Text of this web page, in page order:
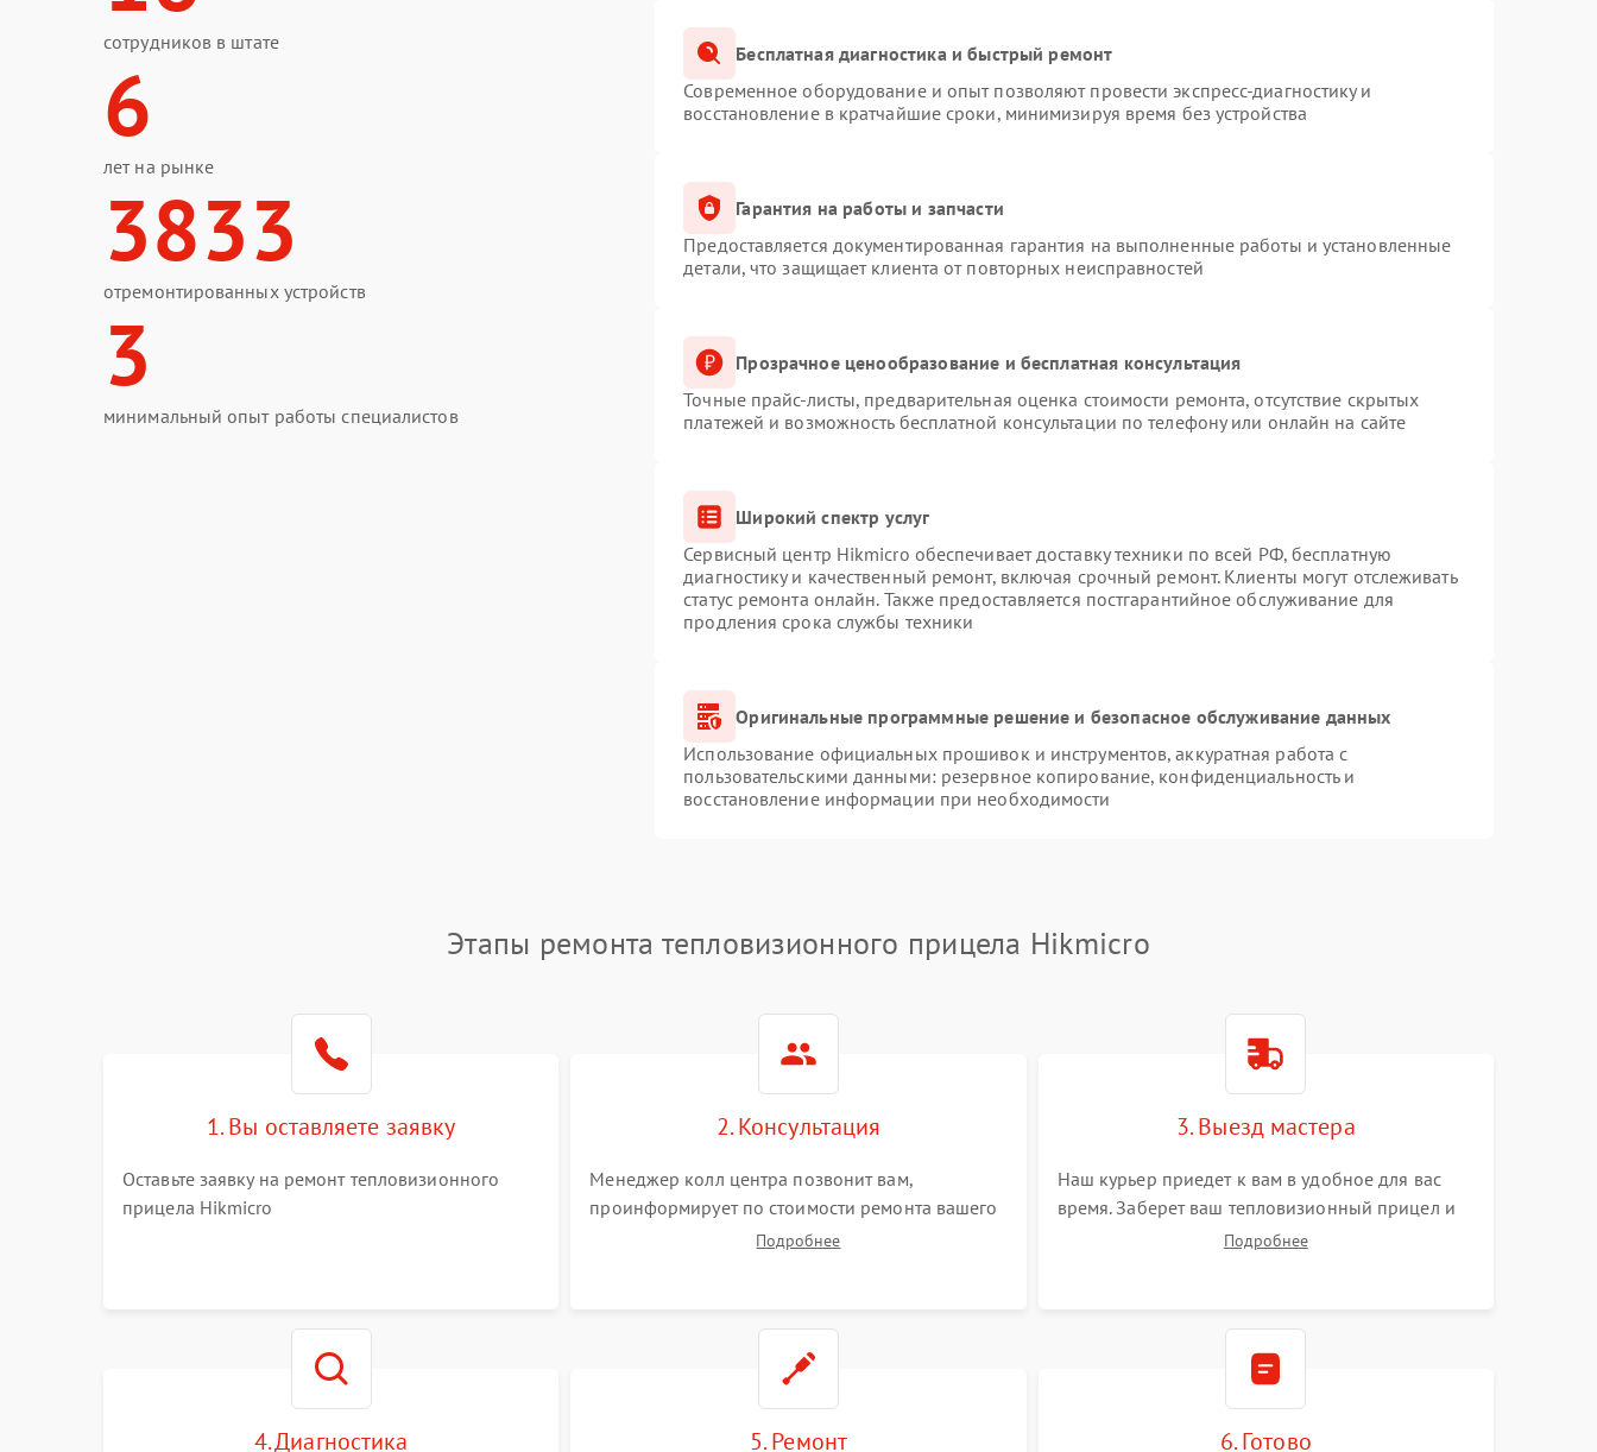
сотрудников в штате
6
лет на рынке
3833
отремонтированных устройств
3
минимальный опыт работы специалистов
Бесплатная диагностика и быстрый ремонт
Современное оборудование и опыт позволяют провести экспресс-диагностику и
восстановление в кратчайшие сроки, минимизируя время без устройства
Гарантия на работы и запчасти
Предоставляется документированная гарантия на выполненные работы и установленные
детали, что защищает клиента от повторных неисправностей
Прозрачное ценообразование и бесплатная консультация
Точные прайс-листы, предварительная оценка стоимости ремонта, отсутствие скрытых
платежей и возможность бесплатной консультации по телефону или онлайн на сайте
Широкий спектр услуг
Сервисный центр Hikmicro обеспечивает доставку техники по всей РФ, бесплатную
диагностику и качественный ремонт, включая срочный ремонт. Клиенты могут отслеживать
статус ремонта онлайн. Также предоставляется постгарантийное обслуживание для
продления срока службы техники
Оригинальные программные решение и безопасное обслуживание данных
Использование официальных прошивок и инструментов, аккуратная работа с
пользовательскими данными: резервное копирование, конфиденциальность и
восстановление информации при необходимости
Этапы ремонта тепловизионного прицела Hikmicro
1. Вы оставляете заявку
Оставьте заявку на ремонт тепловизионного
прицела Hikmicro
2. Консультация
Менеджер колл центра позвонит вам,
проинформирует по стоимости ремонта вашего
тепловизионного прицела а также ответит на
Подробнее
3. Выезд мастера
Наш курьер приедет к вам в удобное для вас
время. Заберет ваш тепловизионный прицел и
привезет на склад для диагностики.
Подробнее
4. Диагностика 5. Ремонт 6. Готово